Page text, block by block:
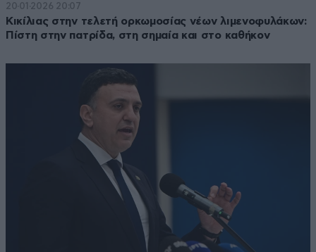
20·01·2026 20:07
Κικίλιας στην τελετή ορκωμοσίας νέων λιμενοφυλάκων:
Πίστη στην πατρίδα, στη σημαία και στο καθήκον